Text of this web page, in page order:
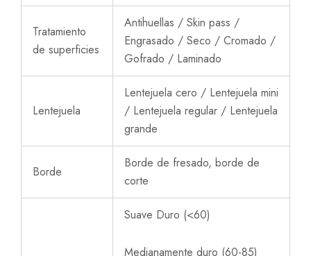
Tratamiento
de superficies
Antihuellas / Skin pass /
Engrasado / Seco / Cromado /
Gofrado / Laminado
Lentejuela
Lentejuela cero / Lentejuela mini
/ Lentejuela regular / Lentejuela
grande
Borde
Borde de fresado, borde de
corte
Suave Duro (<60)
Medianamente duro (60-85)